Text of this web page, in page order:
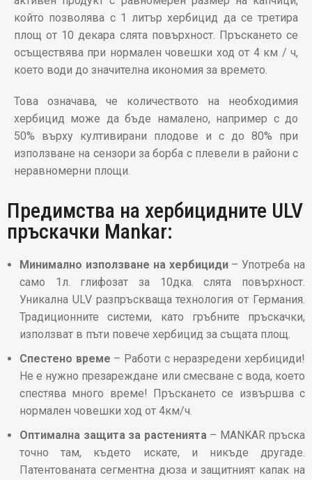
който позволява с 1 литър хербицид да се третира
площ от 10 декара слята повърхност. Пръскането се
осъществява при нормален човешки ход от 4 км / ч,
което води до значителна икономия за времето.
Това означава, че количеството на необходимия
хербицид може да бъде намалено, например с до
50% върху култивирани плодове и с до 80% при
използване на сензори за борба с плевели в райони с
неравномерни площи.
Предимства на хербицидните ULV
пръскачки Mankar:
Минимално използване на хербициди– Употреба на
само 1л. глифозат за 10дка. слята повърхност.
Уникална ULV разпръскваща технология от Германия.
Традиционните системи, като гръбните пръскачки,
използват в пъти повече хербицид за същата площ.
Спестено време – Работи с неразредени хербициди!
Не е нужно презареждане или смесване с вода, което
спестява много време! Пръскането се извършва с
нормален човешки ход от 4км/ч.
Оптимална защита за растенията– MANKAR пръска
точно там, където искате, и никъде другаде.
Патентованата сегментна дюза и защитният капак на